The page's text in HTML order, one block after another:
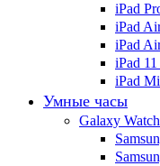
iPad
iPad
iPad
iPad
iPad
Умные часы
Galaxy Watch